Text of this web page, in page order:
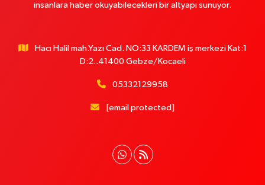
insanlara haber okuyabilecekleri bir altyapı sunuyor.
Hacı Halil mah.Yazı Cad. NO:33 KARDEM iş merkezi Kat:1
D:2..41400 Gebze/Kocaeli
05332129958
[email protected]